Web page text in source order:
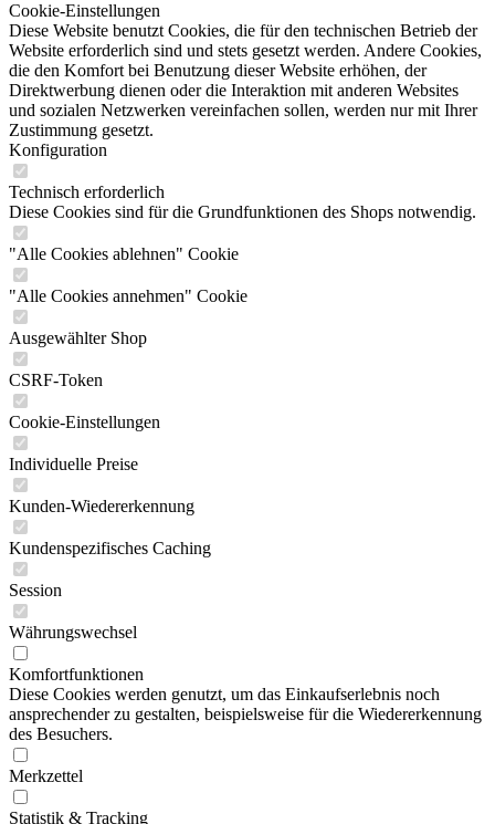
Cookie-Einstellungen
Diese Website benutzt Cookies, die für den technischen Betrieb der
Website erforderlich sind und stets gesetzt werden. Andere Cookies,
die den Komfort bei Benutzung dieser Website erhöhen, der
Direktwerbung dienen oder die Interaktion mit anderen Websites
und sozialen Netzwerken vereinfachen sollen, werden nur mit Ihrer
Zustimmung gesetzt.
Konfiguration
Technisch erforderlich
Diese Cookies sind für die Grundfunktionen des Shops notwendig.
"Alle Cookies ablehnen" Cookie
"Alle Cookies annehmen" Cookie
Ausgewählter Shop
CSRF-Token
Cookie-Einstellungen
Individuelle Preise
Kunden-Wiedererkennung
Kundenspezifisches Caching
Session
Währungswechsel
Komfortfunktionen
Diese Cookies werden genutzt, um das Einkaufserlebnis noch
ansprechender zu gestalten, beispielsweise für die Wiedererkennung
des Besuchers.
Merkzettel
Statistik & Tracking